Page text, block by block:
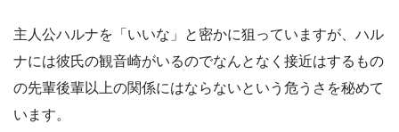
主人公ハルナを「いいな」と密かに狙っていますが、ハル
ナには彼氏の観音崎がいるのでなんとなく接近はするもの
の先輩後輩以上の関係にはならないという危うさを秘めて
います。